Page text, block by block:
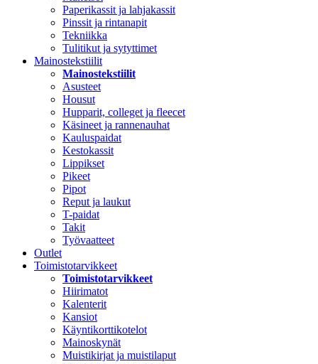
Paperikassit ja lahjakassit
Pinssit ja rintanapit
Tekniikka
Tulitikut ja sytyttimet
Mainostekstiilit
Mainostekstiilit
Asusteet
Housut
Hupparit, colleget ja fleecet
Käsineet ja rannenauhat
Kauluspaidat
Kestokassit
Lippikset
Pikeet
Pipot
Reput ja laukut
T-paidat
Takit
Työvaatteet
Outlet
Toimistotarvikkeet
Toimistotarvikkeet
Hiirimatot
Kalenterit
Kansiot
Käyntikorttikotelot
Mainoskynät
Muistikirjat ja muistilaput